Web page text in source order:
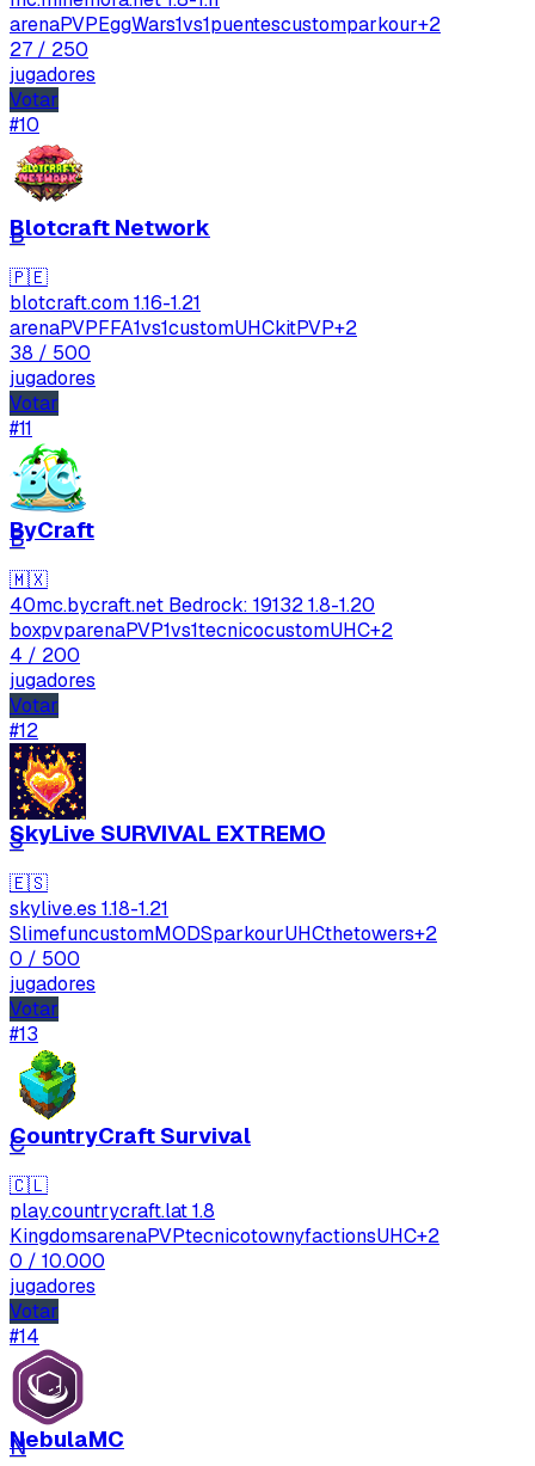
arenaPVPEggWars1vs1puentescustomparkour+2
27 / 250
jugadores
Votar
#10
B
Blotcraft Network
🇵🇪
blotcraft.com1.16-1.21
arenaPVPFFA1vs1customUHCkitPVP+2
38 / 500
jugadores
Votar
#11
B
ByCraft
🇲🇽
40mc.bycraft.net Bedrock: 191321.8-1.20
boxpvparenaPVP1vs1tecnicocustomUHC+2
4 / 200
jugadores
Votar
#12
S
SkyLive SURVIVAL EXTREMO
🇪🇸
skylive.es 1.18-1.21
SlimefuncustomMODSparkourUHCthetowers+2
0 / 500
jugadores
Votar
#13
C
CountryCraft Survival
🇨🇱
play.countrycraft.lat1.8
KingdomsarenaPVPtecnicotownyfactionsUHC+2
0 / 10.000
jugadores
Votar
#14
N
NebulaMC